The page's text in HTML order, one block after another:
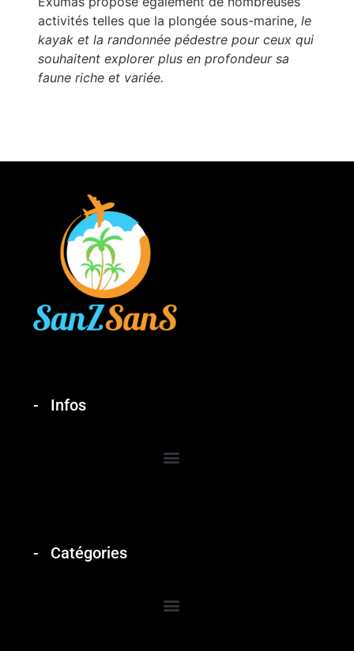
activités telles que la plongée sous-marine, le
kayak et la randonnée pédestre pour ceux qui
souhaitent explorer plus en profondeur sa
faune riche et variée.
Infos
Catégories